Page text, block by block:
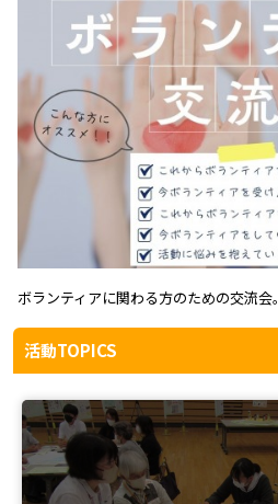
ボランティアに関わる方のための交流会。
活動TOPICS